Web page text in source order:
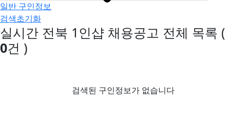
일반 구인정보
검색초기화
실시간 전북 1인샵 채용공고 전체 목록 (
0건 )
검색된 구인정보가 없습니다